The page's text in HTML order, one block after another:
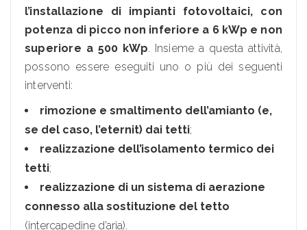
l’installazione di impianti fotovoltaici, con
potenza di picco non inferiore a 6 kWp e non
superiore a 500 kWp. Insieme a questa attività,
possono essere eseguiti uno o più dei seguenti
interventi:
rimozione e smaltimento dell’amianto (e,
se del caso, l’eternit) dai tetti;
realizzazione dell’isolamento termico dei
tetti;
realizzazione di un sistema di aerazione
connesso alla sostituzione del tetto
(intercapedine d’aria).